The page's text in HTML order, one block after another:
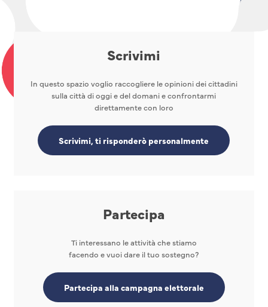
Scrivimi
In questo spazio voglio raccogliere le opinioni dei cittadini
sulla città di oggi e del domani e confrontarmi
direttamente con loro
Scrivimi, ti risponderò personalmente
Partecipa
Ti interessano le attività che stiamo
facendo e vuoi dare il tuo sostegno?
Partecipa alla campagna elettorale